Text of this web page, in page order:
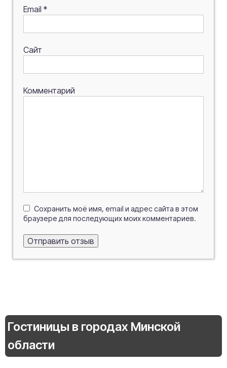
Email *
Сайт
Комментарий
Сохранить моё имя, email и адрес сайта в этом
браузере для последующих моих комментариев.
Гостиницы в городах Минской
области